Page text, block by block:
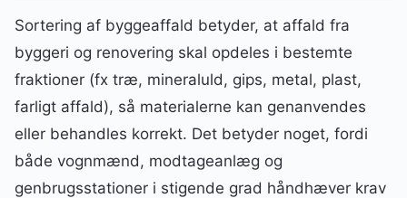
Sortering af byggeaffald betyder, at affald fra
byggeri og renovering skal opdeles i bestemte
fraktioner (fx træ, mineraluld, gips, metal, plast,
farligt affald), så materialerne kan genanvendes
eller behandles korrekt. Det betyder noget, fordi
både vognmænd, modtageanlæg og
genbrugsstationer i stigende grad håndhæver krav